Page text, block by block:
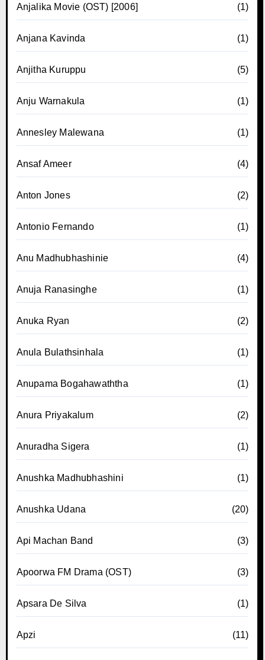
Anjalika Movie (OST) [2006] (1)
Anjana Kavinda (1)
Anjitha Kuruppu (5)
Anju Warnakula (1)
Annesley Malewana (1)
Ansaf Ameer (4)
Anton Jones (2)
Antonio Fernando (1)
Anu Madhubhashinie (4)
Anuja Ranasinghe (1)
Anuka Ryan (2)
Anula Bulathsinhala (1)
Anupama Bogahawaththa (1)
Anura Priyakalum (2)
Anuradha Sigera (1)
Anushka Madhubhashini (1)
Anushka Udana (20)
Api Machan Band (3)
Apoorwa FM Drama (OST) (3)
Apsara De Silva (1)
Apzi (11)